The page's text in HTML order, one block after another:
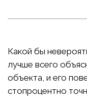
Какой бы
лучше всего
объекта, и его
стопроцентно